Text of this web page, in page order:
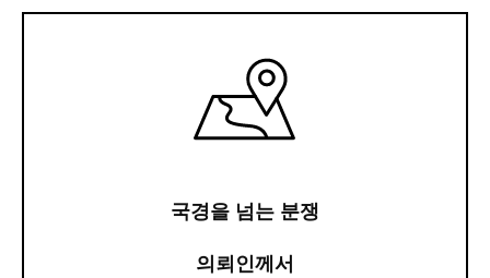
국경을 넘는 분쟁
의뢰인께서